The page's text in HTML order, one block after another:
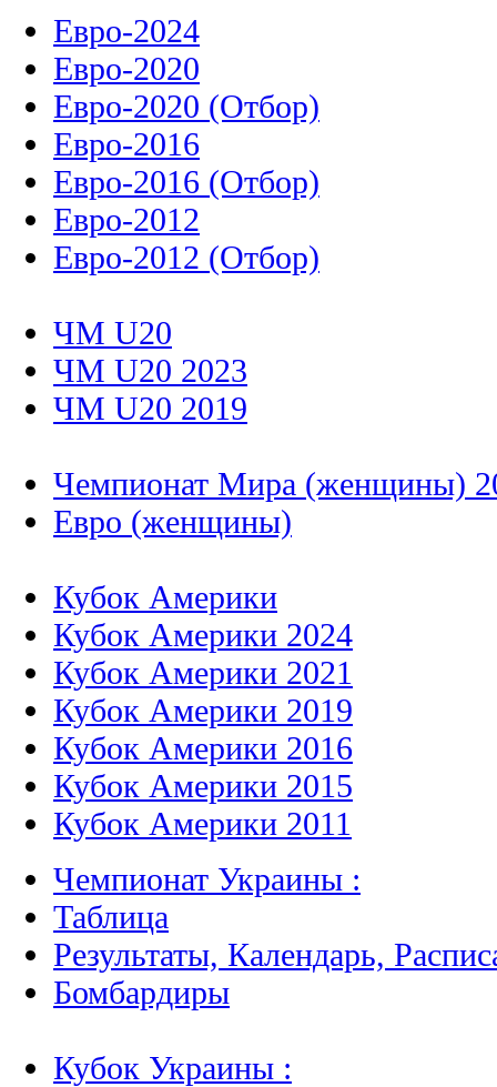
Евро-2024
Евро-2020
Евро-2020 (Отбор)
Евро-2016
Евро-2016 (Отбор)
Евро-2012
Евро-2012 (Отбор)
ЧМ U20
ЧМ U20 2023
ЧМ U20 2019
Чемпионат Мира (женщины)
Евро (женщины)
Кубок Америки
Кубок Америки 2024
Кубок Америки 2021
Кубок Америки 2019
Кубок Америки 2016
Кубок Америки 2015
Кубок Америки 2011
Чемпионат Украины :
Таблица
Результаты, Календарь,
Бомбардиры
Кубок Украины :